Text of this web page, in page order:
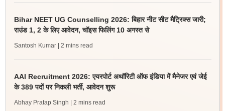
Bihar NEET UG Counselling 2026: बिहार नीट सीट मैट्रिक्स जारी;
राउंड 1, 2 के लिए आवेदन, चॉइस फिलिंग 10 अगस्त से
Santosh Kumar | 2 mins read
AAI Recruitment 2026: एयरपोर्ट अथॉरिटी ऑफ इंडिया में मैनेजर एवं जेई
के 389 पदों पर निकली भर्ती, आवेदन शुरू
Abhay Pratap Singh | 2 mins read